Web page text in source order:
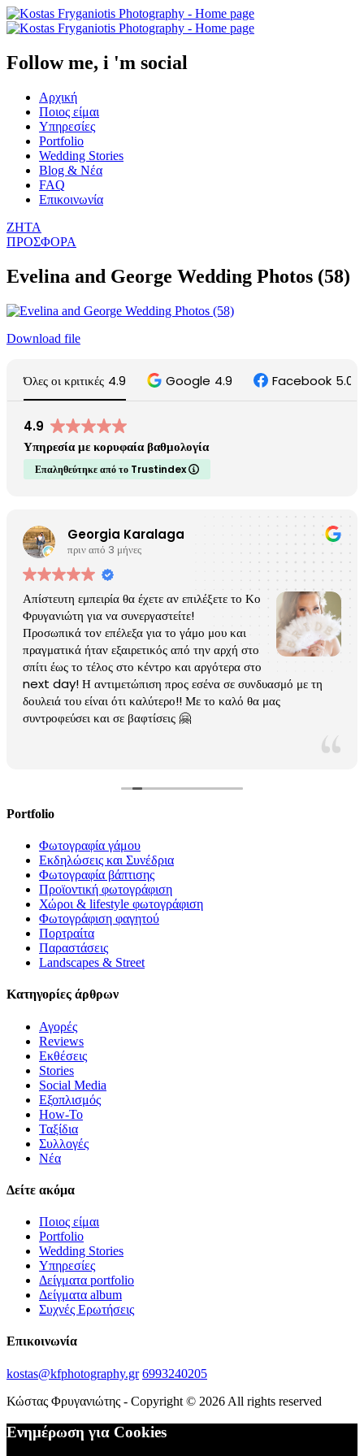
Follow me, i 'm social
Αρχική
Ποιος είμαι
Υπηρεσίες
Portfolio
Wedding Stories
Blog & Νέα
FAQ
Επικοινωνία
ΖΗΤΑ
ΠΡΟΣΦΟΡΑ
Evelina and George Wedding Photos (58)
Download file
Όλες οι κριτικές 4.9 Google 4.9 Facebook 5.0
4.9
Υπηρεσία με κορυφαία βαθμολογία
Επαληθεύτηκε από το Trustindex
Georgia Karalaga
πριν από 3 μήνες
Απίστευτη εμπειρία θα έχετε αν επιλέξετε το Κο
Φρυγανιώτη για να συνεργαστείτε!
Προσωπικά τον επέλεξα για το γάμο μου και
πραγματικά ήταν εξαιρετικός από την αρχή στο
σπίτι έως το τέλος στο κέντρο και αργότερα στο
next day! Η αντιμετώπιση προς εσένα σε συνδυασμό με τη
δουλειά του είναι ότι καλύτερο!! Με το καλό θα μας
συντροφεύσει και σε βαφτίσεις 🤗
Portfolio
Φωτογραφία γάμου
Εκδηλώσεις και Συνέδρια
Φωτογραφία βάπτισης
Προϊοντική φωτογράφιση
Χώροι & lifestyle φωτογράφιση
Φωτογράφιση φαγητού
Πορτραίτα
Παραστάσεις
Landscapes & Street
Κατηγορίες άρθρων
Αγορές
Reviews
Εκθέσεις
Stories
Social Media
Εξοπλισμός
How-To
Ταξίδια
Συλλογές
Νέα
Δείτε ακόμα
Ποιος είμαι
Portfolio
Wedding Stories
Υπηρεσίες
Δείγματα portfolio
Δείγματα album
Συχνές Ερωτήσεις
Επικοινωνία
kostas@kfphotography.gr 6993240205
Κώστας Φρυγανιώτης - Copyright © 2026 All rights reserved
Ενημέρωση για Cookies